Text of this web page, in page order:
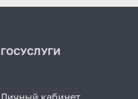
ГОСУСЛУГИ
Личный кабинет